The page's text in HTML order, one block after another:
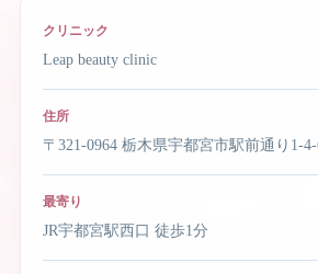
クリニック
Leap beauty clinic
住所
〒321-0964 栃木県宇都宮市駅前通り1-
最寄り
JR宇都宮駅西口 徒歩1分